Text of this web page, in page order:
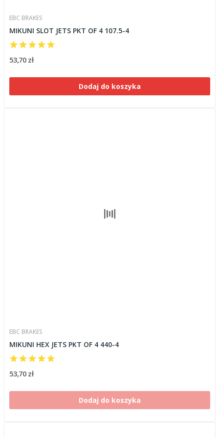
EBC BRAKES
MIKUNI SLOT JETS PKT OF 4 107.5-4
53,70 zł
Dodaj do koszyka
EBC BRAKES
MIKUNI HEX JETS PKT OF 4 440-4
53,70 zł
Dodaj do koszyka